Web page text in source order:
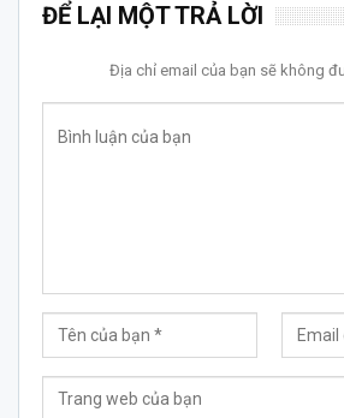
ĐỂ LẠI MỘT TRẢ LỜI
Địa chỉ email của bạn sẽ không